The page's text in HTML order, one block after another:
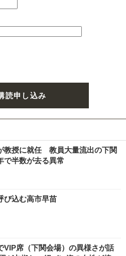
読申し込み
教授に就任 教員大量流出の下関
半数が去る異常
び込む高市早苗
VIP席（下関会場）の異様さが話